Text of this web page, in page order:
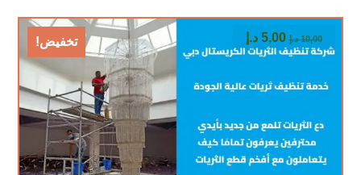
تخفيض! 10,00 د.إ 5,00 د.إ